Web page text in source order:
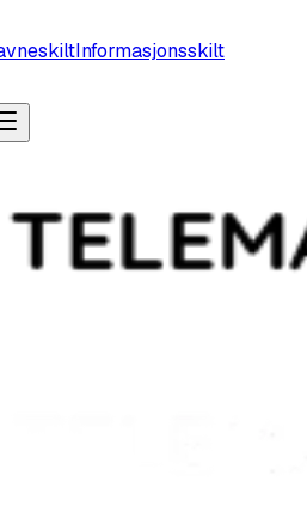
Informasjonsskilt